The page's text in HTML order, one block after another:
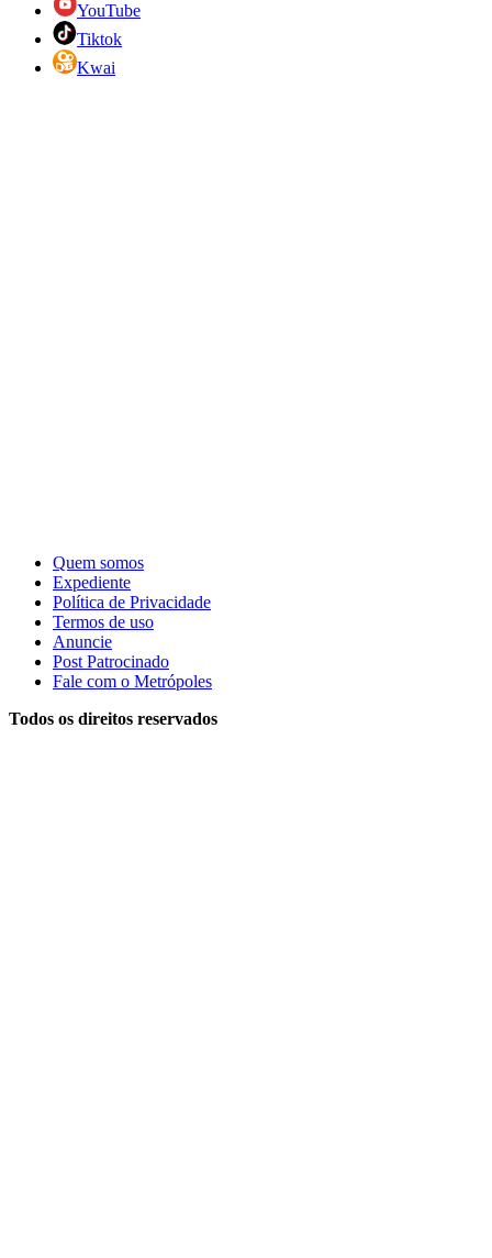
YouTube
Tiktok
Kwai
Quem somos
Expediente
Política de Privacidade
Termos de uso
Anuncie
Post Patrocinado
Fale com o Metrópoles
Todos os direitos reservados